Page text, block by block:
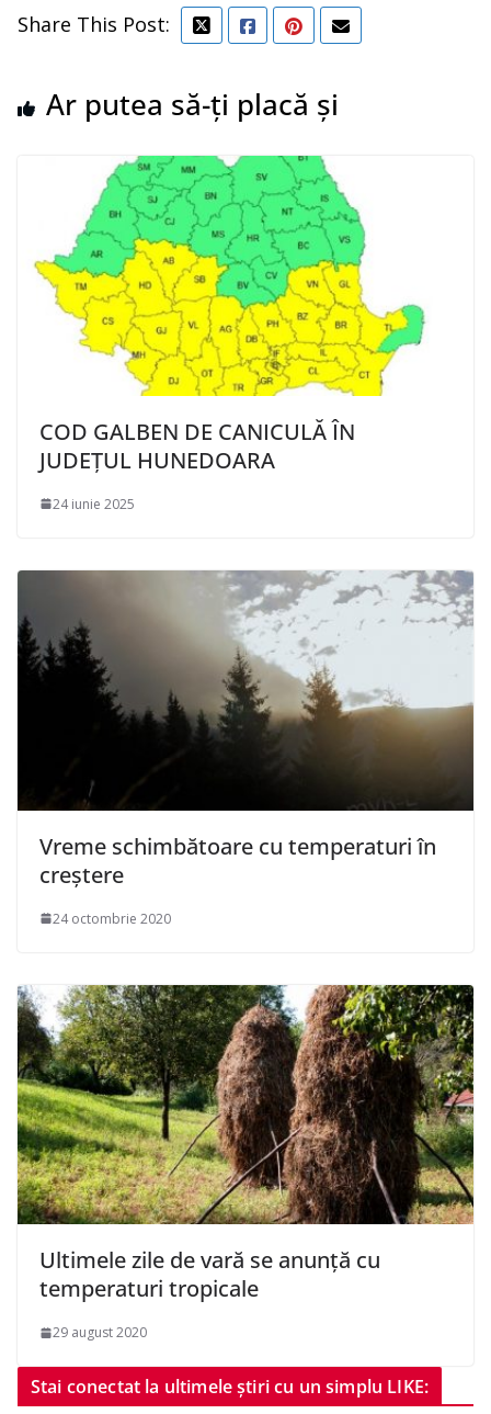
Share This Post:
Ar putea să-ți placă și
COD GALBEN DE CANICULĂ ÎN
JUDEȚUL HUNEDOARA
24 iunie 2025
Vreme schimbătoare cu temperaturi în
creștere
24 octombrie 2020
Ultimele zile de vară se anunță cu
temperaturi tropicale
29 august 2020
Stai conectat la ultimele știri cu un simplu LIKE: